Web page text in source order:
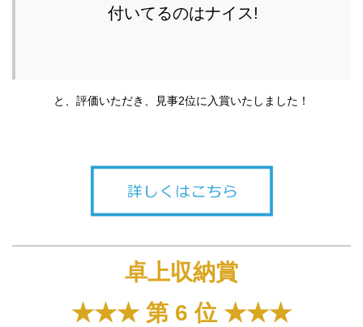
付いてるのはナイス!
と、評価いただき、見事2位に入賞いたしました！
卓上収納賞
★★★ 第 6 位 ★★★